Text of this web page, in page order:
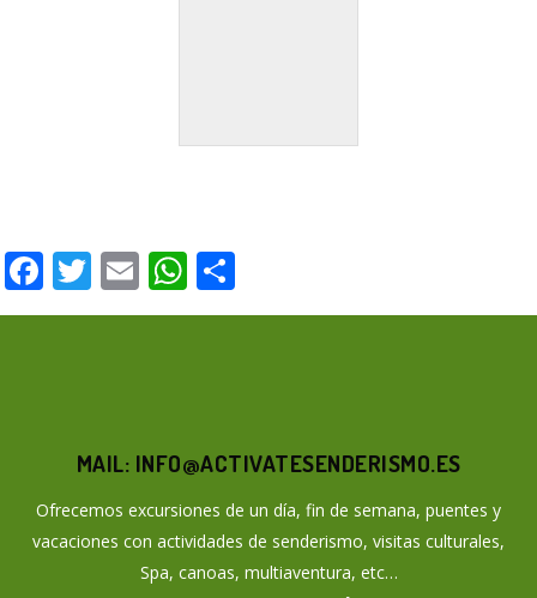
Facebook
Twitter
EmailWhatsApp
MAIL: INFO@ACTIVATESENDERISMO.ES
Ofrecemos excursiones de un día, fin de semana, puentes y
vacaciones con actividades de senderismo, visitas culturales,
Spa, canoas, multiaventura, etc…